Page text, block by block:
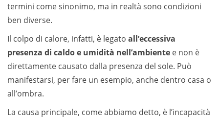
termini come sinonimo, ma in realtà sono condizioni
ben diverse.
Il colpo di calore, infatti, è legato all’eccessiva
presenza di caldo e umidità nell’ambiente e non è
direttamente causato dalla presenza del sole. Può
manifestarsi, per fare un esempio, anche dentro casa o
all’ombra.
La causa principale, come abbiamo detto, è l’incapacità